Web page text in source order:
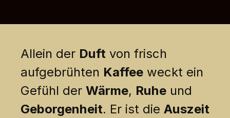
Allein der Duft von frisch
aufgebrühten Kaffee weckt ein
Gefühl der Wärme, Ruhe und
Geborgenheit. Er ist die Auszeit